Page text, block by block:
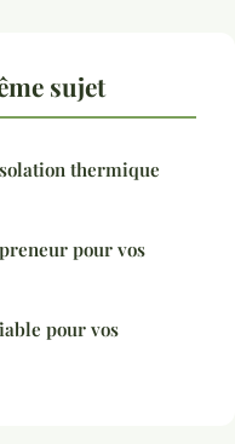
sujet
thermique
pour vos
pour vos